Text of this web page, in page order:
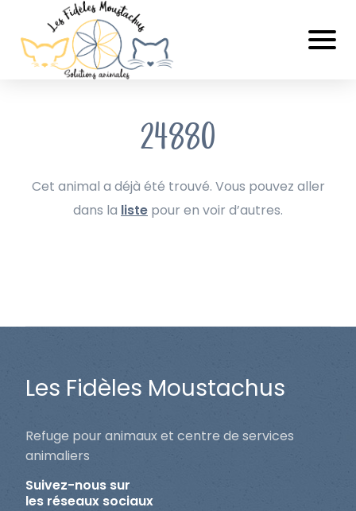
24880
Cet animal a déjà été trouvé. Vous pouvez aller
dans la liste pour en voir d’autres.
Les Fidèles Moustachus
Refuge pour animaux et centre de services
animaliers
Suivez-nous sur
les réseaux sociaux